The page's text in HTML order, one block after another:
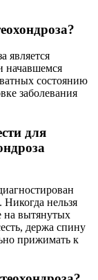
является
начавшемся
состоянию
заболевания
для
Никогда нельзя
на вытянутых
держа спину
прижимать к